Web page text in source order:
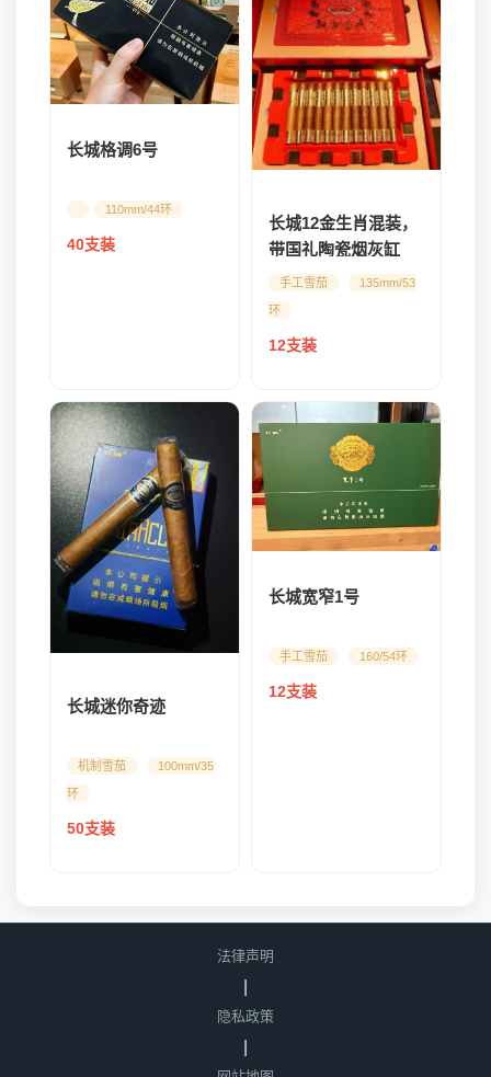
长城格调6号
110mm/44环
40支装
长城12金生肖混装，
带国礼陶瓷烟灰缸
（强推，量有限，预
定名额）
手工雪茄 135mm/53
环
12支装
长城迷你奇迹
机制雪茄 100mm/35
环
50支装
长城宽窄1号
手工雪茄 160/54环
12支装
法律声明
隐私政策